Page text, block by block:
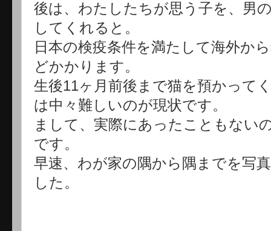
後は、わたしたちが思う子を、男
してくれると。
日本の検疫条件を満たして海外か
どかかります。
生後11ヶ月前後まで猫を預かって
は中々難しいのが現状です。
まして、実際にあったこともない
です。
早速、わが家の隅から隅までを写
した。